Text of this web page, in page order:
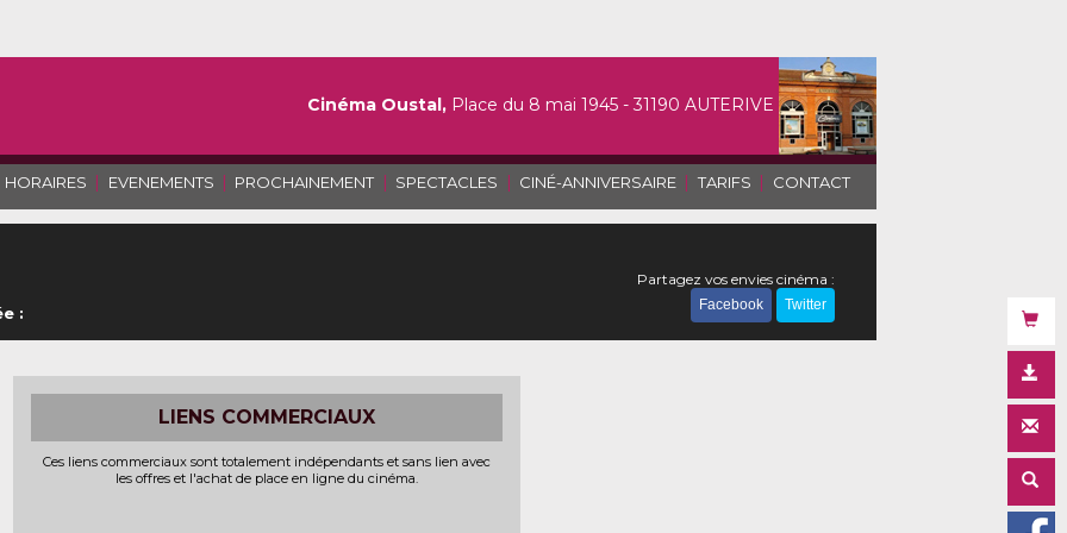
HORAIRES | EVENEMENTS | PROCHAINEMENT | SPECTACLES | CINÉ-ANNIVERSAIRE | TARIFS | CONTACT
Cinéma Oustal, Place du 8 mai 1945 - 31190 AUTERIVE
:
Partagez vos envies cinéma :
Facebook Twitter
LIENS COMMERCIAUX
Ces liens commerciaux sont totalement indépendants et sans lien avec
les offres et l'achat de place en ligne du cinéma.